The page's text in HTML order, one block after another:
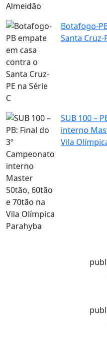
Botafogo-
Santa Cruz-
SUB 100 –
interno
Vila